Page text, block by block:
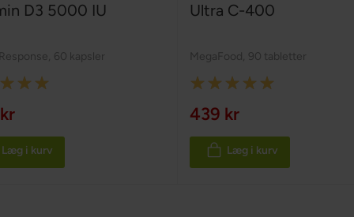
D3 5000 IU
60 kapsler
Læg i kurv
Ultra C-400
MegaFood 90 tabletter
Rating:
100%
439 kr
Læg i kurv